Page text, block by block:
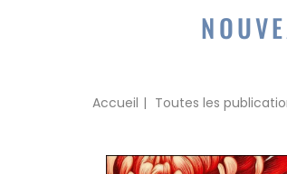
Accueil Toutes les